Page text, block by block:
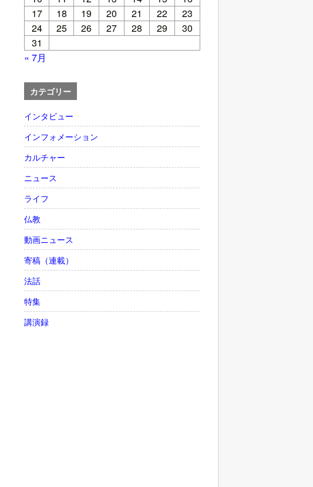
17
18 19 20 21 22
23
24
25 26 27 28 29
30
31
« 7月
カテゴリー
インタビュー
インフォメーション
カルチャー
ニュース
ライフ
仏教
動画ニュース
寄稿（連載）
法話
特集
講演録